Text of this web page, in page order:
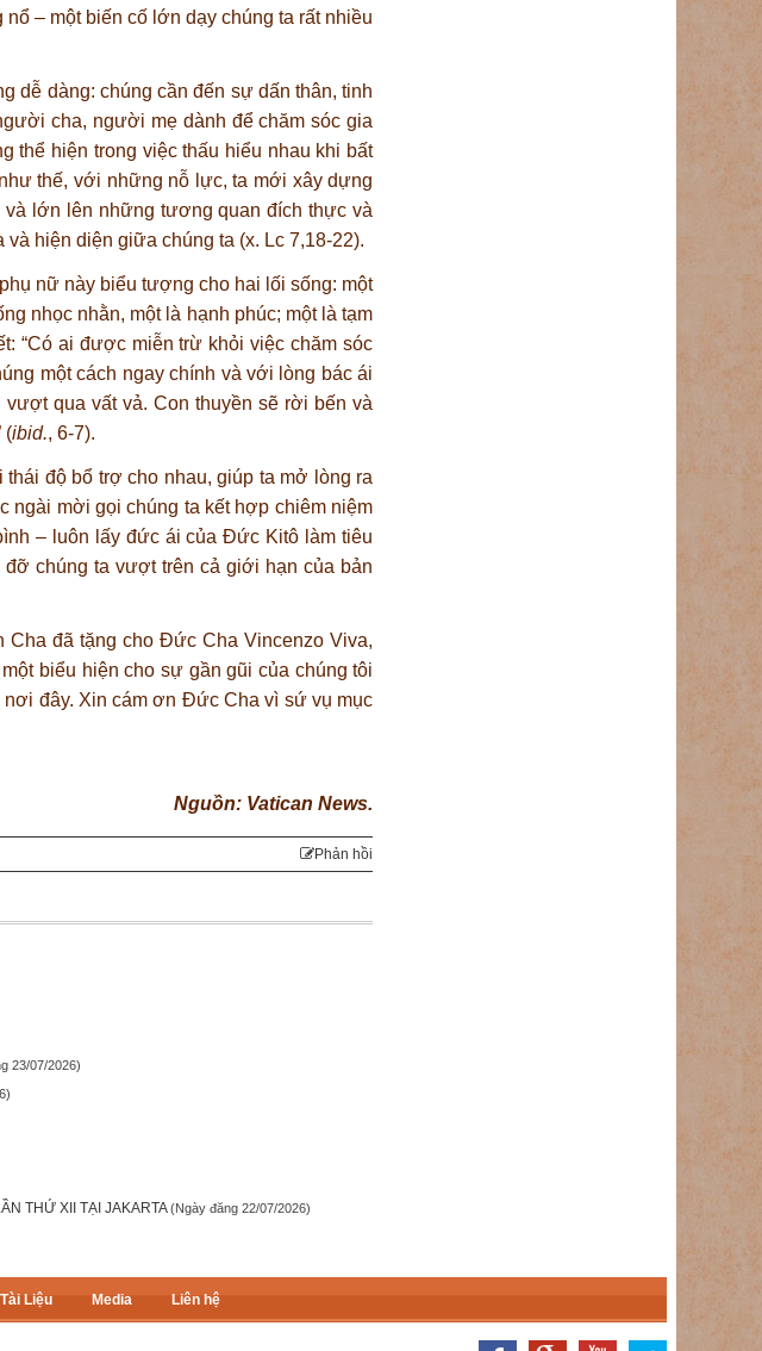
– một biến cố lớn dạy chúng ta rất nhiều
dễ dàng: chúng cần đến sự dấn thân, tinh
cha, người mẹ dành để chăm sóc gia
thể hiện trong việc thấu hiểu nhau khi bất
thế, với những nỗ lực, ta mới xây dựng
lớn lên những tương quan đích thực và
hiện diện giữa chúng ta (x. Lc 7,18-22).
nữ này biểu tượng cho hai lối sống: một
nhọc nhằn, một là hạnh phúc; một là tạm
“Có ai được miễn trừ khỏi việc chăm sóc
một cách ngay chính và với lòng bác ái
qua vất vả. Con thuyền sẽ rời bến và
(ibid., 6-7).
độ bổ trợ cho nhau, giúp ta mở lòng ra
ngài mời gọi chúng ta kết hợp chiêm niệm
– luôn lấy đức ái của Đức Kitô làm tiêu
chúng ta vượt trên cả giới hạn của bản
đã tặng cho Đức Cha Vincenzo Viva,
biểu hiện cho sự gần gũi của chúng tôi
đây. Xin cám ơn Đức Cha vì sứ vụ mục
Nguồn: Vatican News.
Phản hồi
23/07/2026)
THỨ XII TẠI JAKARTA(Ngày đăng 22/07/2026)
Tài Liệu Media Liên hệ